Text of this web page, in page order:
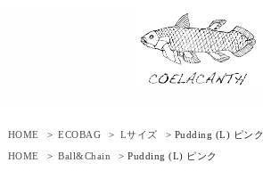
HOME > ECOBAG > Lサイズ
> Pudding (L) ピンク
HOME
> Ball&Chain
> Pudding (L) ピンク